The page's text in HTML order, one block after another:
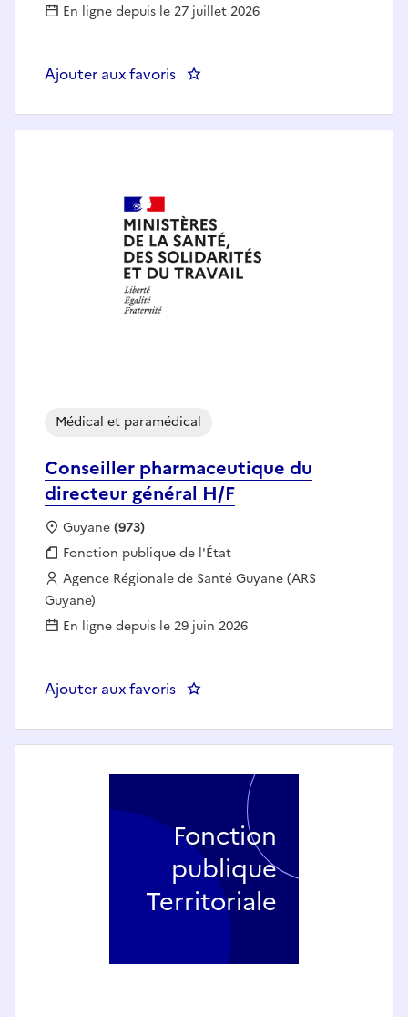
En ligne depuis le 27 juillet 2026
Ajouter aux favoris : REFERENT(E) EN SANTE
Conseiller pharmaceutique du
directeur général H/F
Médical et paramédical
Localisation :
Guyane(973)
Fonction publique :
Fonction publique de l'État
Employeur :
Agence Régionale de Santé Guyane (ARS
Guyane)
En ligne depuis le 29 juin 2026
Ajouter aux favoris : Conseiller pharmaceutique du
Fonction
publique
Territoriale